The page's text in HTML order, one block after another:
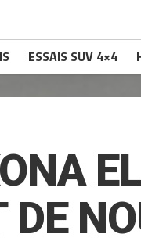
ESSAIS SUV 4×4
DE